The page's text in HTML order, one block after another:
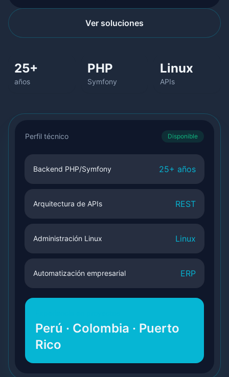
Ver soluciones
25+
años
PHP
Symfony
Linux
APIs
Perfil técnico Disponible
Backend PHP/Symfony 25+ años
Arquitectura de APIs REST
Administración Linux Linux
Automatización empresarial ERP
Perú · Colombia · Puerto
Rico